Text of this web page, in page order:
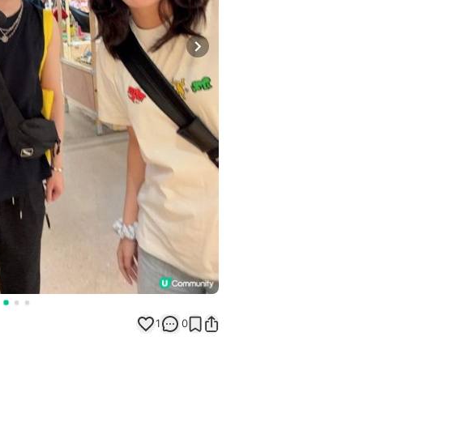
Next slide
1 0